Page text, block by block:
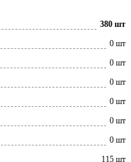
380 шт
0 шт
0 шт
0 шт
0 шт
0 шт
0 шт
115 шт